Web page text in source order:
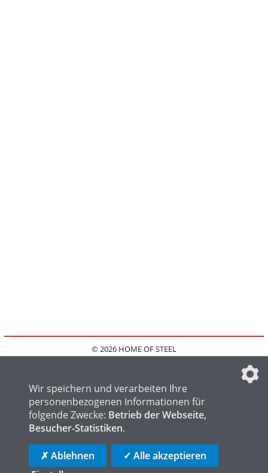
© 2026 HOME OF STEEL
IMPRESSUM
FAQ
DATENSCHUTZEINSTELLUNGEN
HOME OF LOGISTICS
Wir speichern und verarbeiten Ihre
personenbezogenen Informationen für
folgende Zwecke: Betrieb der Webseite,
Besucher-Statistiken.
✗ Ablehnen
✓ Alle akzeptieren